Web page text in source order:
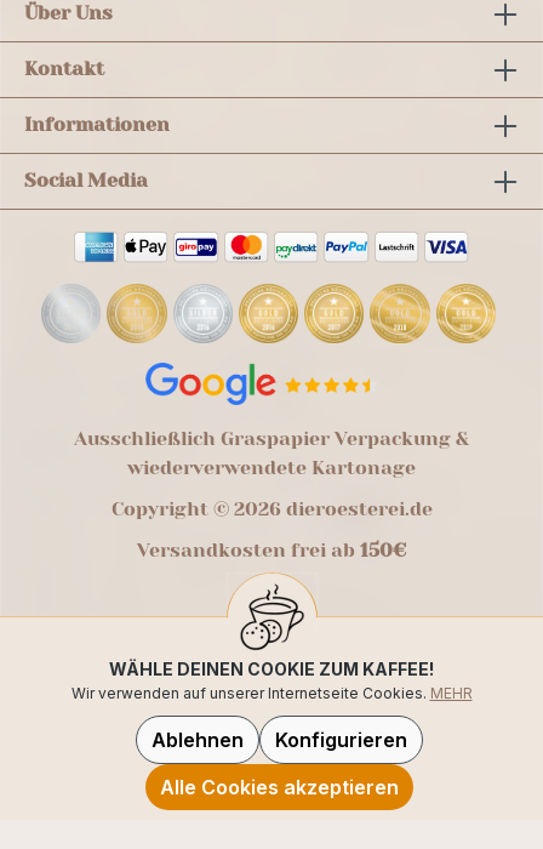
Über Uns
Kontakt
Informationen
Social Media
Ausschließlich Graspapier Verpackung &
wiederverwendete Kartonage
Copyright © 2026 dieroesterei.de
Versandkosten frei ab 150€
WÄHLE DEINEN COOKIE ZUM KAFFEE!
Wir verwenden auf unserer Internetseite Cookies. MEHR
Ablehnen
Konfigurieren
Alle Cookies akzeptieren